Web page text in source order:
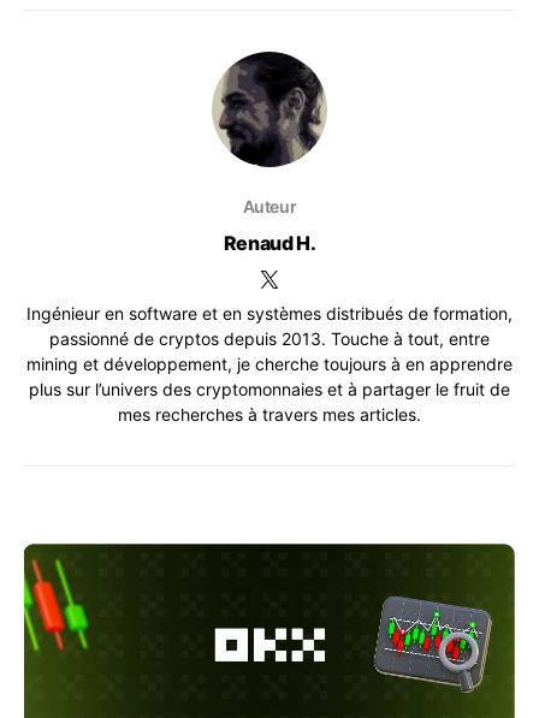
Auteur
Renaud H.
Ingénieur en software et en systèmes distribués de formation,
passionné de cryptos depuis 2013. Touche à tout, entre
mining et développement, je cherche toujours à en apprendre
plus sur l’univers des cryptomonnaies et à partager le fruit de
mes recherches à travers mes articles.